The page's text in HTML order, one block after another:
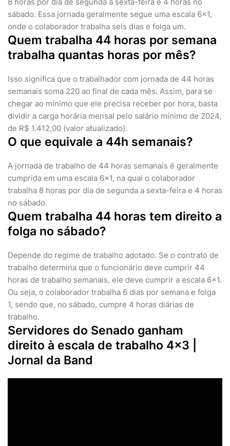
sábado. Essa jornada geralmente segue uma escala 6×1,
onde o colaborador trabalha seis dias e folga um.
Quem trabalha 44 horas por semana
trabalha quantas horas por mês?
Isso significa que o trabalhador com jornada de 44 horas
semanais soma 220 ao final de cada mês. Assim, para se
chegar ao mínimo que ele precisa receber por hora, basta
dividir a carga horária mensal pelo salário mínimo de 2024,
de R$ 1.412,00 (valor atualizado).
O que equivale a 44h semanais?
A jornada de trabalho de 44 horas semanais é geralmente
cumprida em uma escala 6×1, na qual o colaborador
trabalha 8 horas por dia de segunda a sexta-feira e 4 horas
no sábado.
Quem trabalha 44 horas tem direito a
folga no sábado?
Depende do regime de trabalho adotado. Se o contrato de
trabalho determina que o funcionário deve cumprir 44
horas de trabalho semanais, ele deve cumprir a escala 6×1.
Ou seja, o colaborador trabalha 6 dias por semana e folga
1, sendo que, no sábado, cumpre 4 horas diárias de
trabalho.
Servidores do Senado ganham
direito à escala de trabalho 4x3 |
Jornal da Band